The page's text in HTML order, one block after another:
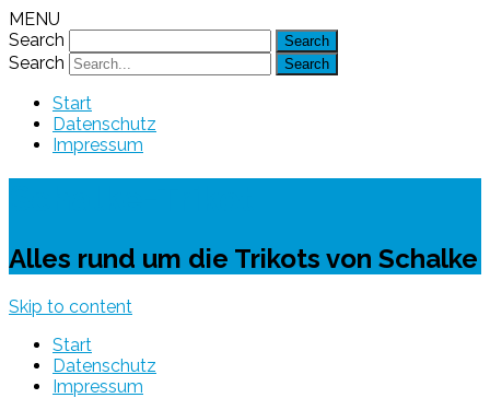
MENU
Search
Search
Start
Datenschutz
Impressum
Alles rund um die Trikots von Schalke
Skip to content
Start
Datenschutz
Impressum